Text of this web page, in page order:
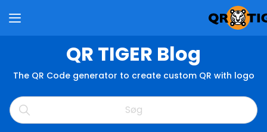
QR TIGER Blog
The QR Code generator to create custom QR with logo